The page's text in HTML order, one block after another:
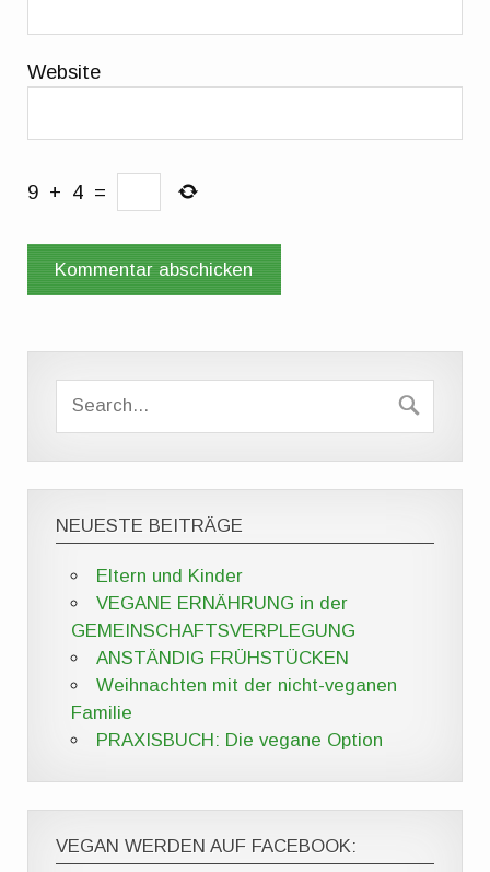
Website
9 + 4 =
NEUESTE BEITRÄGE
Eltern und Kinder
VEGANE ERNÄHRUNG in der
GEMEINSCHAFTSVERPLEGUNG
ANSTÄNDIG FRÜHSTÜCKEN
Weihnachten mit der nicht-veganen
Familie
PRAXISBUCH: Die vegane Option
VEGAN WERDEN AUF FACEBOOK: